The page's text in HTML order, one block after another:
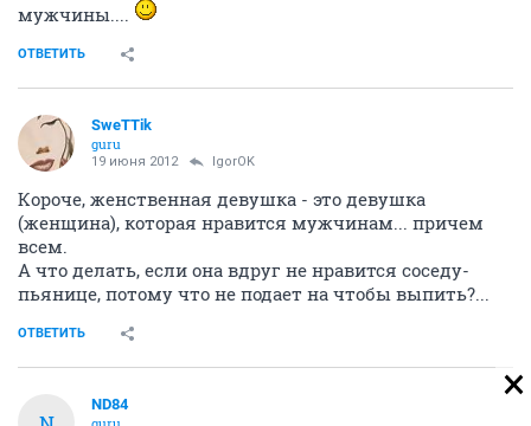
мужчины....
ОТВЕТИТЬ
SweTTik
guru
19 июня 2012 IgorOK
Короче, женственная девушка - это девушка
(женщина), которая нравится мужчинам... причем
всем.
А что делать, если она вдруг не нравится соседу-
пьянице, потому что не подает на чтобы выпить?...
ОТВЕТИТЬ
ND84